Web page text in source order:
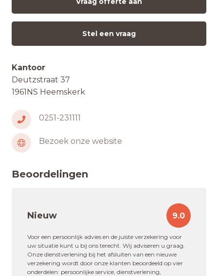
Stel een vraag
Kantoor
Deutzstraat 37
1961NS Heemskerk
0251-231111
Bezoek onze website
Beoordelingen
Nieuw 9.0
Voor een persoonlijk advies en de juiste verzekering voor
uw situatie kunt u bij ons terecht. Wij adviseren u graag.
Onze dienstverlening bij het afsluiten van een nieuwe
verzekering wordt door onze klanten beoordeeld op vier
onderdelen: persoonlijke service, dienstverlening,